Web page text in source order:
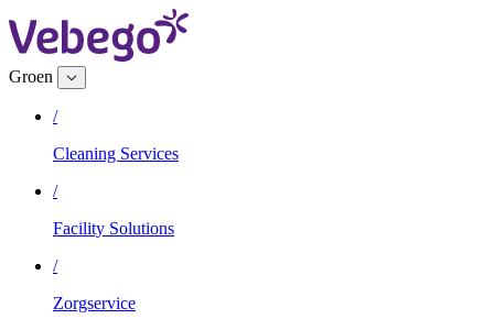
Groen
/
Cleaning Services
/
Facility Solutions
/
Zorgservice